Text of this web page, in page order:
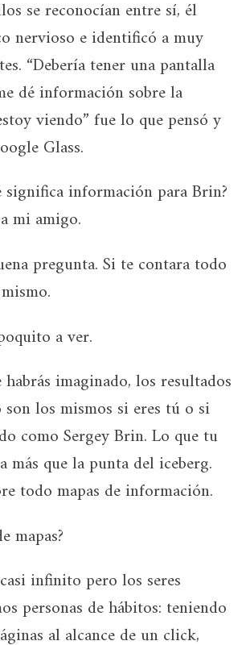
se reconocían entre sí, él
nervioso e identificó a muy
“Debería tener una pantalla
dé información sobre la
viendo” fue lo que pensó y
Glass.
información para Brin?
mi amigo.
pregunta. Si te contara todo
a ver.
imaginado, los resultados
los mismos si eres tú o si
como Sergey Brin. Lo que tu
más que la punta del iceberg.
todo mapas de información.
mapas?
infinito pero los seres
personas de hábitos: teniendo
al alcance de un click,